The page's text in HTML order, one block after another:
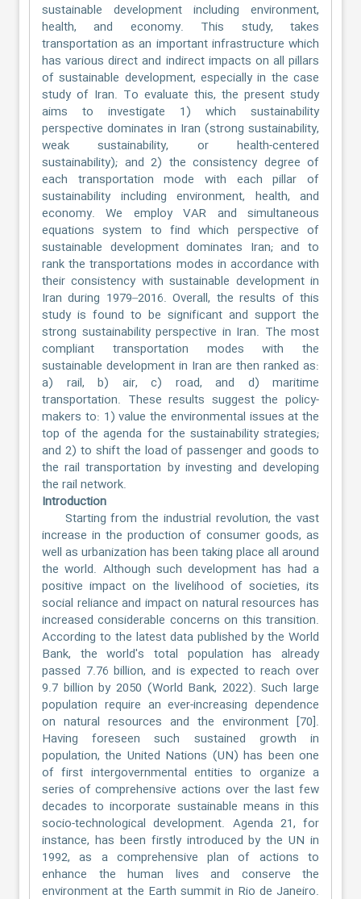
sustainable development including environment,
health, and economy. This study, takes
transportation as an important infrastructure which
has various direct and indirect impacts on all pillars
of sustainable development, especially in the case
study of Iran. To evaluate this, the present study
aims to investigate 1) which sustainability
perspective dominates in Iran (strong sustainability,
weak sustainability, or health-centered
sustainability); and 2) the consistency degree of
each transportation mode with each pillar of
sustainability including environment, health, and
economy. We employ VAR and simultaneous
equations system to find which perspective of
sustainable development dominates Iran; and to
rank the transportations modes in accordance with
their consistency with sustainable development in
Iran during 1979–2016. Overall, the results of this
study is found to be significant and support the
strong sustainability perspective in Iran. The most
compliant transportation modes with the
sustainable development in Iran are then ranked as:
a) rail, b) air, c) road, and d) maritime
transportation. These results suggest the policy-
makers to: 1) value the environmental issues at the
top of the agenda for the sustainability strategies;
and 2) to shift the load of passenger and goods to
the rail transportation by investing and developing
the rail network.
Introduction
Starting from the industrial revolution, the vast
increase in the production of consumer goods, as
well as urbanization has been taking place all around
the world. Although such development has had a
positive impact on the livelihood of societies, its
social reliance and impact on natural resources has
increased considerable concerns on this transition.
According to the latest data published by the World
Bank, the world's total population has already
passed 7.76 billion, and is expected to reach over
9.7 billion by 2050 (World Bank, 2022). Such large
population require an ever-increasing dependence
on natural resources and the environment [70].
Having foreseen such sustained growth in
population, the United Nations (UN) has been one
of first intergovernmental entities to organize a
series of comprehensive actions over the last few
decades to incorporate sustainable means in this
socio-technological development. Agenda 21, for
instance, has been firstly introduced by the UN in
1992, as a comprehensive plan of actions to
enhance the human lives and conserve the
environment at the Earth summit in Rio de Janeiro.